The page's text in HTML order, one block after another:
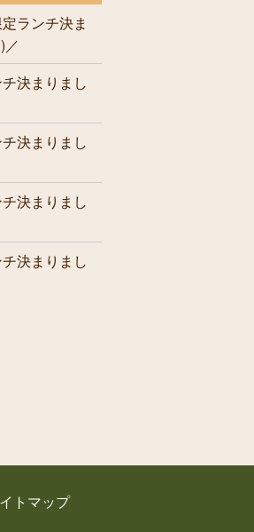
ランチ決ま
／
決まりまし
決まりまし
決まりまし
決まりまし
トマップ